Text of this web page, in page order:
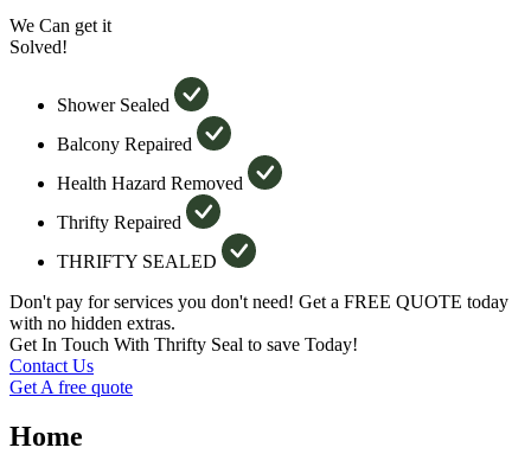
We Can get it
Solved!
Shower Sealed
Balcony Repaired
Health Hazard Removed
Thrifty Repaired
THRIFTY SEALED
Don't pay for services you don't need! Get a FREE QUOTE today
with no hidden extras.
Get In Touch With Thrifty Seal to save Today!
Contact Us
Get A free quote
Home